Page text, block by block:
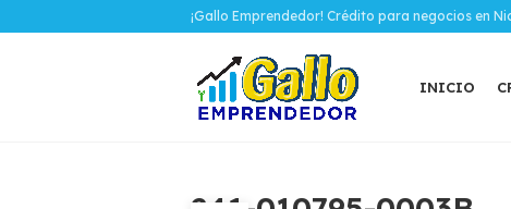
¡Gallo Emprendedor! Crédito para negocios en
INICIO